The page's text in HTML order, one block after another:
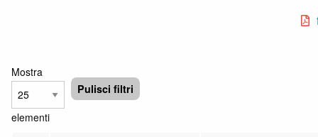
Mostra
elementi
Pulisci filtri